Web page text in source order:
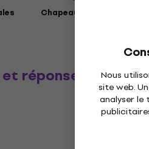
Nous
site web.
analyser
Chapeaux musique
réponses